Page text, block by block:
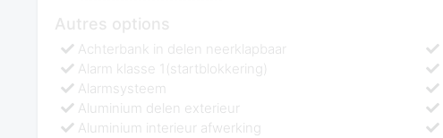
Autres options
Achterbank in delen neerklapbaar
Alarm klasse 1(startblokkering)
Alarmsysteem
Aluminium delen exterieur
Aluminium interieur afwerking